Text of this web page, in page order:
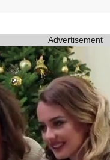
Advertisement